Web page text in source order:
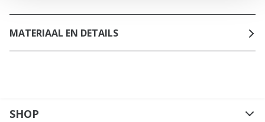
MATERIAAL EN DETAILS
SHOP